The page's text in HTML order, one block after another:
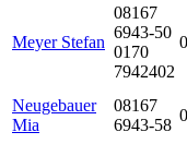
Meyer Stefan
08167
6943-50
0170
7942402
Neugebauer
Mia
08167
6943-58